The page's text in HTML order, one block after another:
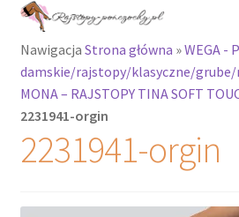
Przejdź
nawigacji
Przejdź
treści
Rajstopy
Rozwiń
menu
potomne
Rajstopy Orirose
Pończochy i
Nawigacja Strona główna »WEGA -
damskie/rajstopy/klasyczne/
MONA – RAJSTOPY TINA SOFT
2231941-orgin
2231941-orgin